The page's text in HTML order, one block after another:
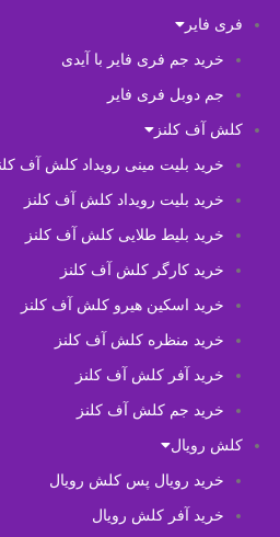
فری فایر
خرید جم فری فایر با آیدی
جم دوبل فری فایر
کلش آف کلنز
خرید بلیت مینی رویداد کلش آف
خرید بلیت رویداد کلش آف کلنز
خرید بلیط طلایی کلش آف کلنز
خرید کارگر کلش آف کلنز
خرید اسکین هیرو کلش آف کلنز
خرید منظره کلش آف کلنز
خرید آفر کلش آف کلنز
خرید جم کلش آف کلنز
کلش رویال
خرید رویال پس کلش رویال
خرید آفر کلش رویال